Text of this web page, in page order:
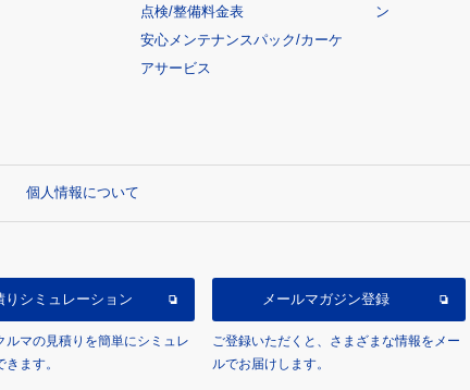
点検/整備料金表
安心メンテナンスパック/カーケ
アサービス
ン
個人情報について
り シミュレーション
ルマの見積りを簡単にシミュレ
ます。
メールマガジン登録
ご登録いただくと、さまざまな情報をメー
ルでお届けします。